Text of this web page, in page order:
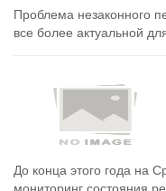
Проблема незаконного
все более актуальной
До конца этого года на